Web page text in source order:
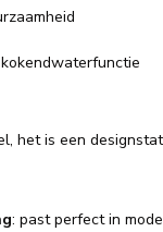
het is een
: past perfect in